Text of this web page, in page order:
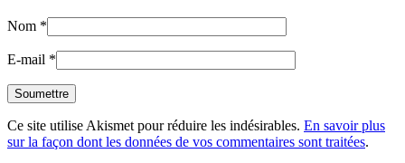
Nom *
E-mail *
Ce site utilise Akismet pour réduire les indésirables. En savoir plus
sur la façon dont les données de vos commentaires sont traitées.